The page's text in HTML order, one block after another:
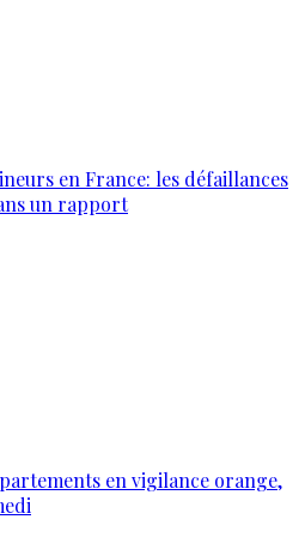
en France: les défaillances
un rapport
en vigilance orange,